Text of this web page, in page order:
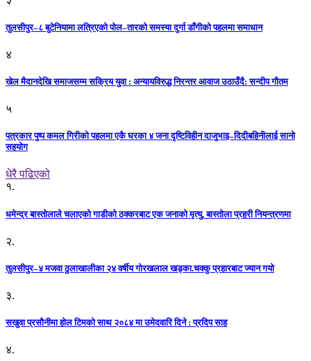
तुलसीपुर–८ बुटेनियामा लत्रिएको पोल–तारको समस्या दुर्गा डाँगीको पहलमा समाधान
४
खेल मैदानदेखि समाजसम्म सक्रिय युवा : अन्यायविरुद्ध निरन्तर आवाज उठाउँदै: सन्दीप गौतम
५
पत्रकार पुष्प कमल गिरीको पहलमा एकै घरका ४ जना दृष्टिविहीन दाजुभाइ–दिदीबहिनीलाई सानो
सहयोग
धेरै पढिएको
१.
धमेन्द्र बास्तोलाले चलाएको गाडीको ठक्करबाट एक जनाको मृत्यु, बास्तोला प्रहरी नियन्त्रणमा
२.
तुलसीपुर–४ मजवा ठुलाखालीका २४ वर्षीय गोरखलाल खड्का.चक्कु प्रहारबाट ज्यान गयो
३.
सखुवा प्रसौनीमा होल टिमको साथ २०८४ मा उमेदवारि दिने : प्रदिप साह
४.